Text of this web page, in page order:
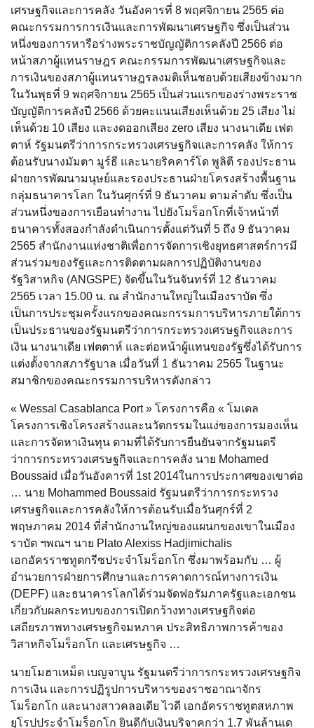
เศรษฐกิจและการคลัง วันอังคารที่ 8 พฤศจิกายน 2565 ต่อ
คณะกรรมการการเงินและการพัฒนาเศรษฐกิจ ซึ่งเป็นส่วน
หนึ่งของการหารือร่างพระราชบัญญัติการคลังปี 2566 ต่อ
หน้าสภาผู้แทนราษฎร คณะกรรมการพัฒนาเศรษฐกิจและ
การเงินของสภาผู้แทนราษฎรลงมติเห็นชอบด้วยเสียงข้างมาก
ในวันพุธที่ 9 พฤศจิกายน 2565 เป็นส่วนแรกของร่างพระราช
บัญญัติการคลังปี 2566 ด้วยคะแนนเสียงเห็นด้วย 25 เสียง ไม่
เห็นด้วย 10 เสียง และงดออกเสียง zero เสียง นางนาเดีย เฟต
ตาห์ รัฐมนตรีว่าการกระทรวงเศรษฐกิจและการคลัง ให้การ
ต้อนรับนางมัมตา มูร์ธี และนายริคคาร์โด พูลิตี รองประธาน
ฝ่ายการพัฒนามนุษย์และรองประธานฝ่ายโครงสร้างพื้นฐาน
กลุ่มธนาคารโลก ในวันศุกร์ที่ 9 ธันวาคม ตามลำดับ ซึ่งเป็น
ส่วนหนึ่งของการเยือนทำงาน ไปยังโมร็อกโกที่เจ้าหน้าที่
ธนาคารทั้งสองกำลังดำเนินการตั้งแต่วันที่ 5 ถึง 9 ธันวาคม
2565 สำนักงานแห่งชาติเพื่อการจัดการเชิงยุทธศาสตร์การมี
ส่วนร่วมของรัฐและการติดตามผลการปฏิบัติงานของ
รัฐวิสาหกิจ (ANGSPE) จัดขึ้นในวันจันทร์ที่ 12 ธันวาคม
2565 เวลา 15.00 น. ณ สำนักงานใหญ่ในเมืองราบัต ซึ่ง
เป็นการประชุมครั้งแรกของคณะกรรมการบริหารภายใต้การ
เป็นประธานของรัฐมนตรีว่าการกระทรวงเศรษฐกิจและการ
เงิน นางนาเดีย เฟตตาห์ และต่อหน้าผู้แทนของรัฐซึ่งได้รับการ
แต่งตั้งจากสภารัฐบาล เมื่อวันที่ 1 ธันวาคม 2565 ในฐานะ
สมาชิกของคณะกรรมการบริหารดังกล่าว
« Wessal Casablanca Port » โครงการคือ « โมเดล
โครงการเชิงโครงสร้างและนวัตกรรมในแง่ของการมองเห็น
และการจัดหาเงินทุน ตามที่ได้รับการยืนยันจากรัฐมนตรี
ว่าการกระทรวงเศรษฐกิจและการคลัง นาย Mohamed
Boussaid เมื่อวันอังคารที่ 1st 2014ในการประกาศของเขาต่อ
… นาย Mohammed Boussaid รัฐมนตรีว่าการกระทรวง
เศรษฐกิจและการคลังให้การต้อนรับเมื่อวันศุกร์ที่ 2
พฤษภาคม 2014 ที่สำนักงานใหญ่ของแผนกของเขาในเมือง
ราบัต ฯพณฯ นาย Plato Alexiss Hadjimichalis
เอกอัครราชทูตกรีซประจำโมร็อกโก ซึ่งมาพร้อมกับ … ผู้
อำนวยการฝ่ายการศึกษาและการคาดการณ์ทางการเงิน
(DEPF) และธนาคารโลกได้ร่วมจัดฟอรัมภาครัฐและเอกชน
เกี่ยวกับผลกระทบของการเปิดกว้างทางเศรษฐกิจต่อ
เสถียรภาพทางเศรษฐกิจมหภาค ประสิทธิภาพการค้าของ
วิสาหกิจโมร็อกโก และเศรษฐกิจ …
นายโมฮาเหม็ด เบญจาบูน รัฐมนตรีว่าการกระทรวงเศรษฐกิจ
การเงิน และการปฏิรูปการบริหารของราชอาณาจักร
โมร็อกโก และนางสาวคลอเดีย ไวดี เอกอัครราชทูตสหภาพ
ยุโรปประจำโมร็อกโก ยินดีกับเงินบริจาคกว่า 1.7 พันล้านเด